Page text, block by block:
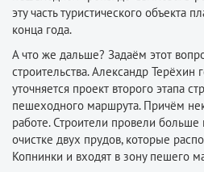
эту часть туристического объекта
конца года.
А что же дальше? Задаём этот
строительства. Александр Терёхин
уточняется проект второго этапа
пешеходного маршрута. Причём
работе. Строители провели
очистке двух прудов, которые
Копнинки и входят в зону пешего